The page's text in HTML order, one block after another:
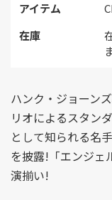
アイテム
在庫
ハンク・ジョーン
リオによるスタン
として知られる名
を披露!「エンジェ
演揃い!